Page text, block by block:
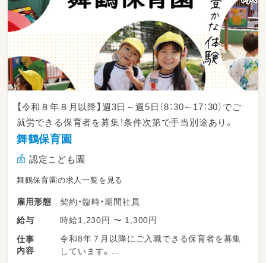
【令和８年８月以降】週3日～週5日（8：30～17：30）でご
就労できる保育者を募集！条件次第で手当別途あり。
舞鶴保育園
認定こども園
舞鶴保育園の求人一覧を見る
雇用形態
契約・臨時・期間社員
給与
時給1,230円 〜 1,300円
仕事
内容
令和8年７月以降にご入職できる保育者を募集
しています。